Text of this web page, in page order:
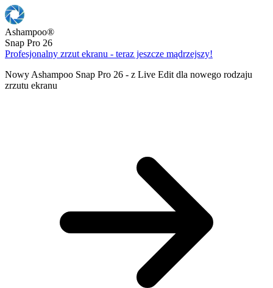
Ashampoo®
Snap Pro 26
Profesjonalny zrzut ekranu - teraz jeszcze mądrzejszy!
Nowy Ashampoo Snap Pro 26 - z Live Edit dla nowego rodzaju
zrzutu ekranu